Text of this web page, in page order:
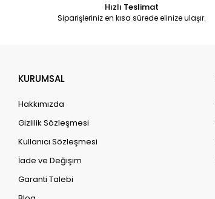
Hızlı Teslimat
Siparişleriniz en kısa sürede elinize ulaşır.
KURUMSAL
Hakkımızda
Gizlilik Sözleşmesi
Kullanıcı Sözleşmesi
İade ve Değişim
Garanti Talebi